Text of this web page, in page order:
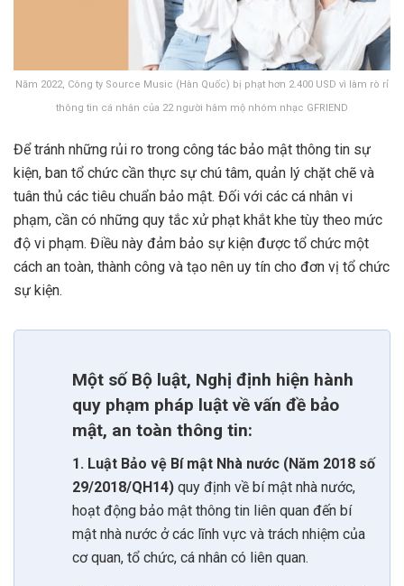
Năm 2022, Công ty Source Music (Hàn Quốc) bị phạt hơn 2.400 USD vì làm rò rỉ
thông tin cá nhân của 22 người hâm mộ nhóm nhạc GFRIEND
Để tránh những rủi ro trong công tác bảo mật thông tin sự
kiện, ban tổ chức cần thực sự chú tâm, quản lý chặt chẽ và
tuân thủ các tiêu chuẩn bảo mật. Đối với các cá nhân vi
phạm, cần có những quy tắc xử phạt khắt khe tùy theo mức
độ vi phạm. Điều này đảm bảo sự kiện được tổ chức một
cách an toàn, thành công và tạo nên uy tín cho đơn vị tổ chức
sự kiện.
Một số Bộ luật, Nghị định hiện hành
quy phạm pháp luật về vấn đề bảo
mật, an toàn thông tin:
1. Luật Bảo vệ Bí mật Nhà nước (Năm 2018 số
29/2018/QH14) quy định về bí mật nhà nước,
hoạt động bảo mật thông tin liên quan đến bí
mật nhà nước ở các lĩnh vực và trách nhiệm của
cơ quan, tổ chức, cá nhân có liên quan.